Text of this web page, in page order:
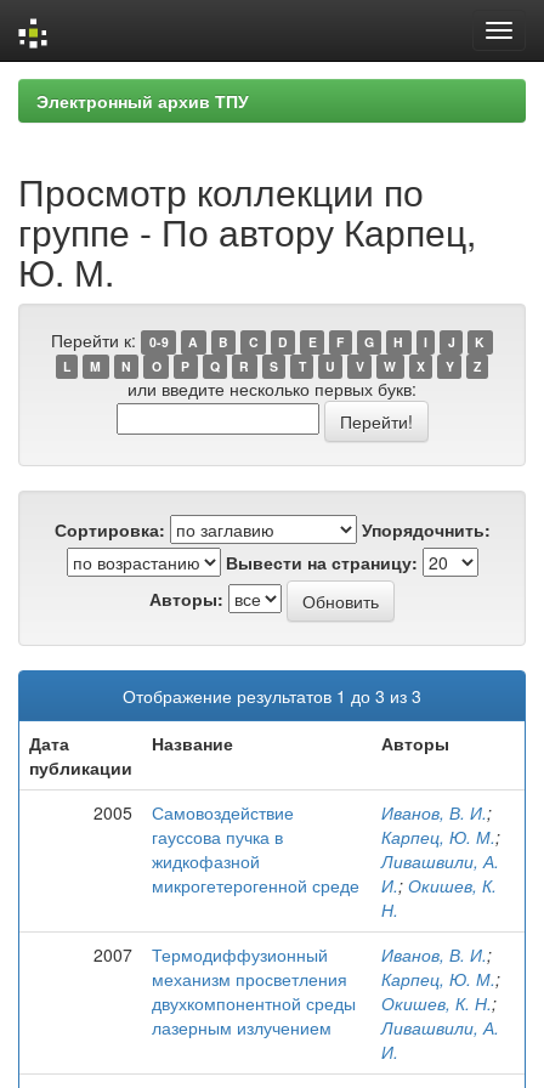
Skip
navigation
Электронный архив ТПУ
Просмотр коллекции по
группе - По автору Карпец,
Ю. М.
Перейти к: 0-9 A B C D E F G H I J
K
L
M N O P Q R S T U V W X Y Z
или введите несколько первых букв:
Сортировка:
Упорядочнить:
Вывести на страницу:
Авторы:
Отображение результатов 1 до 3 из 3
Дата
публикации
Название Авторы
2005
Самовоздействие
гауссова пучка в
жидкофазной
микрогетерогенной среде
Иванов, В. И.;
Карпец, Ю. М.;
Ливашвили, А.
И.; Окишев, К.
Н.
2007
Термодиффузионный
механизм просветления
двухкомпонентной среды
лазерным излучением
Иванов, В. И.;
Карпец, Ю. М.;
Окишев, К. Н.;
Ливашвили, А.
И.